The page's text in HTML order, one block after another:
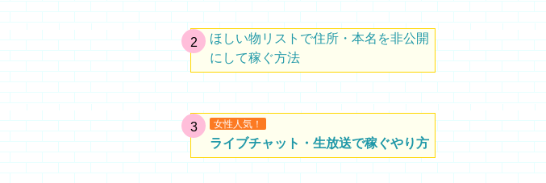
ほしい物リストで住所・本名を非公開
にして稼ぐ方法
女性人気！
ライブチャット・生放送で稼ぐやり方